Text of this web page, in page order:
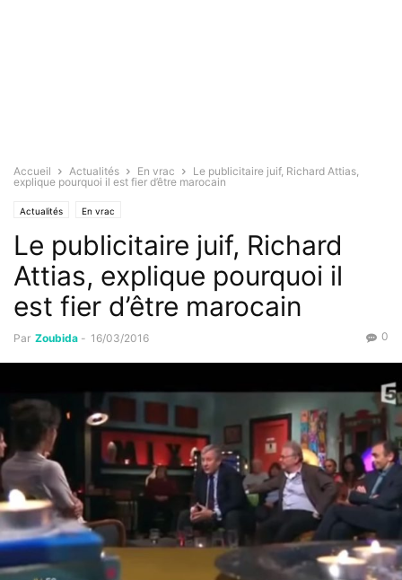
Accueil Actualités En vrac
Le publicitaire juif, Richard Attias,
explique pourquoi il est fier d’être marocain
Actualités En vrac
Le publicitaire juif, Richard
Attias, explique pourquoi il
est fier d’être marocain
Par Zoubida - 16/03/2016 0